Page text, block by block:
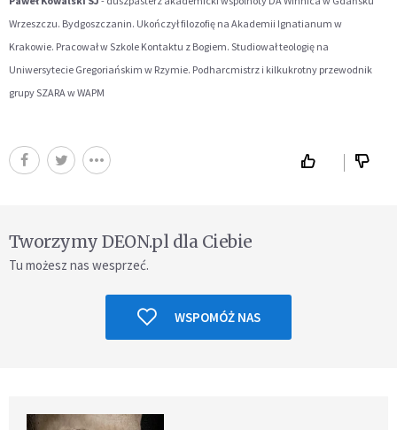
Wrzeszczu. Bydgoszczanin. Ukończył filozofię na Akademii Ignatianum w
Krakowie. Pracował w Szkole Kontaktu z Bogiem. Studiował teologię na
Uniwersytecie Gregoriańskim w Rzymie. Podharcmistrz i kilkukrotny przewodnik
grupy SZARA w WAPM
Tworzymy DEON.pl dla Ciebie
Tu możesz nas wesprzeć.
WSPOMÓŻ NAS